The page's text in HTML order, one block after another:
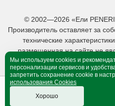
0
© 2002—2026 «Ели
Производитель оставляет за
технические
размещенная на сайте не
Политика обработки
Мы используем cookies и
персонализации сервисов и
запретить сохранение cookie в
использования Cookies
Хорошо